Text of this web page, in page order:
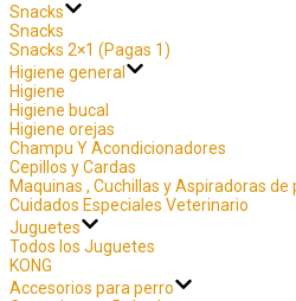
Snacks
Snacks
Snacks 2×1 (Pagas 1)
Higiene general
Higiene
Higiene bucal
Higiene orejas
Champu Y Acondicionadores
Cepillos y Cardas
Maquinas , Cuchillas y Aspiradoras de
Cuidados Especiales Veterinario
Juguetes
Todos los Juguetes
KONG
Accesorios para perro